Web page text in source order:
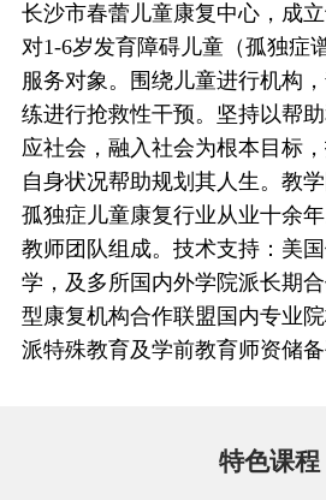
长沙市春蕾儿童康复中心，成
对1-6岁发育障碍儿童（孤独症
服务对象。围绕儿童进行机构
练进行抢救性干预。坚持以帮
应社会，融入社会为根本目标
自身状况帮助规划其人生。教
孤独症儿童康复行业从业十余
教师团队组成。技术支持：美
学，及多所国内外学院派长期
型康复机构合作联盟国内专业
派特殊教育及学前教育师资储
特色课程